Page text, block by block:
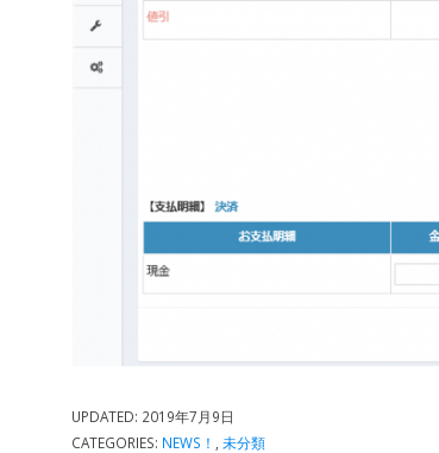
UPDATED: 2019年7月9日
CATEGORIES: NEWS！ ,未分類